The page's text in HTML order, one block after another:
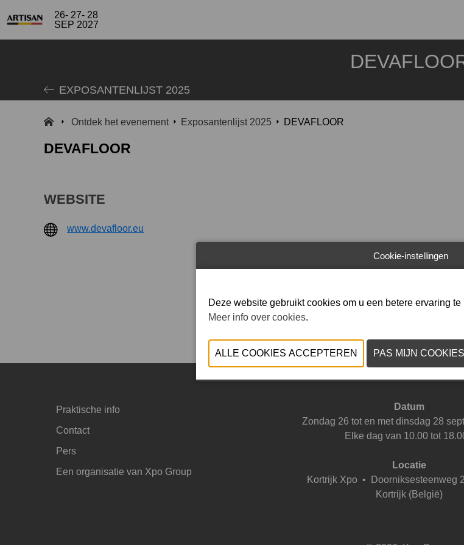
26- 27- 28
SEP 2027
EXPOSANTENLIJST 2025
Ontdek het evenement Exposantenlijst 2025 DEVAFLOOR
DEVAFLOOR
WEBSITE
www.devafloor.eu
Praktische info
Contact
Pers
Een organisatie van Xpo Group
Datum
Zondag 26 tot en met dinsdag 28
Elke dag van 10.00 tot
Locatie
Kortrijk Xpo •
Doorniksesteenweg
Kortrijk (België)
Cookie-instellingen
Deze website gebruikt cookies om u een betere ervaring
Meer info over cookies.